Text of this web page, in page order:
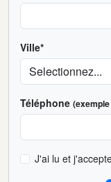
Ville*
Téléphone
J'ai lu et